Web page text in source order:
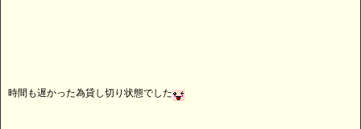
時間も遅かった為貸し切り状態でした